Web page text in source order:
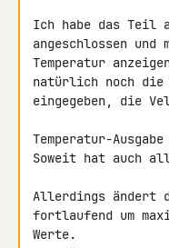
Ich habe das Teil
angeschlossen und
Temperatur
natürlich noch die
eingegeben, die
Temperatur-
Soweit hat auch
Allerdings ändert
fortlaufend um
Werte.